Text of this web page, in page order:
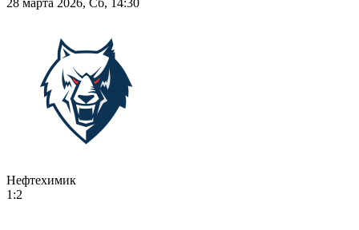
28 марта 2026, Сб, 14:30
Нефтехимик
1:2